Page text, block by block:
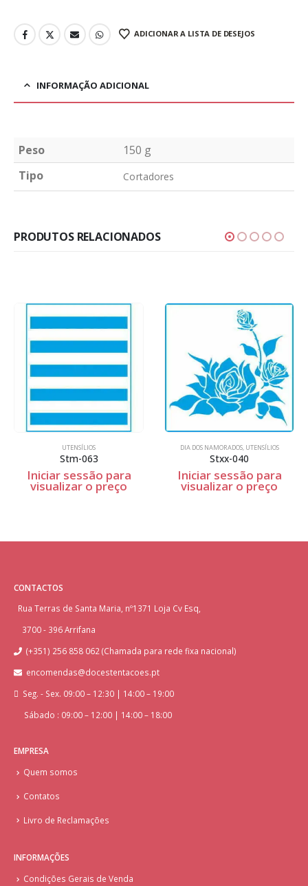
ADICIONAR A LISTA DE DESEJOS
INFORMAÇÃO ADICIONAL
Peso
150 g
Tipo
Cortadores
PRODUTOS RELACIONADOS
UTENSÍLIOS
Stm-063
Iniciar sessão para
visualizar o preço
DIA DOS NAMORADOS, UTENSÍLIOS
Stxx-040
Iniciar sessão para
visualizar o preço
CONTACTOS
Rua Terras de Santa Maria, nº1371 Loja Cv Esq,
3700 - 396 Arrifana
(+351) 256 858 062 (Chamada para rede fixa nacional)
encomendas@docestentacoes.pt
Seg. - Sex. 09:00 – 12:30 | 14:00 – 19:00
Sábado : 09:00 – 12:00 | 14:00 – 18:00
EMPRESA
Quem somos
Contatos
Livro de Reclamações
INFORMAÇÕES
Condições Gerais de Venda